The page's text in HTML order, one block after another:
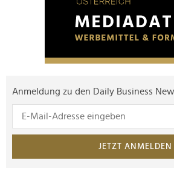
Anmeldung zu den Daily Business
JETZT ANMELDEN